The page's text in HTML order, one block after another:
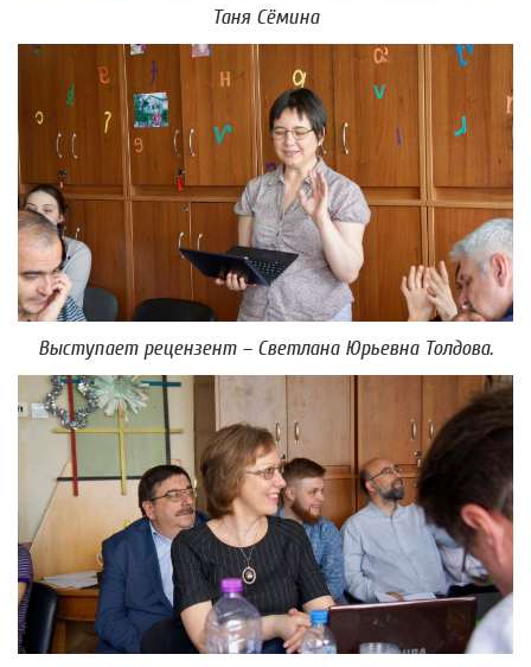
Таня Сёмина
Выступает рецензент – Светлана Юрьевна Толдова.